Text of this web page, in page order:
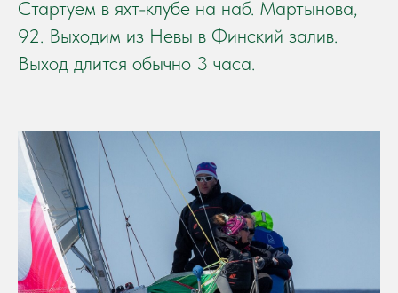
Стартуем в яхт-клубе на наб. Мартынова,
92. Выходим из Невы в Финский залив.
Выход длится обычно 3 часа.